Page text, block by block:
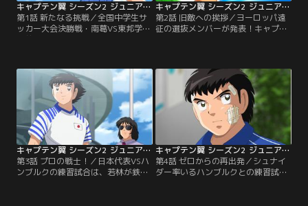
キャプテン翼 シーズン2 ジュニアユース編 第01話
第1話 新たなる挑戦／全国中学生サ
ッカー大会決勝戦・南葛VS東邦学園
は前代未聞の同時優勝で幕を閉じ
加せず、自宅で怪我の療養中。サッ
カーが紡いでくれた仲間との日々を
振り返り、ドイツに留学したゴール
キーパー・若林源三との出会いを思
い出していた。翼抜きの日本代表
は…。
キャプテン翼 シーズン2 ジュニアユース編 第02話
第2話 旧敵への挨拶／ヨーロッパ遠
征の選抜メンバーが発表！キャプテ
た10番のユニフォームを手にして復
活を誓う。ドイツを訪れた選抜メン
バーは練習試合の相手・ハンブルク
の若林に再会した。ゴール奪う気
満々の日向は闘志を剥き出しにする
も、若林は…。
キャプテン翼 シーズン2 ジュニアユース編 第03話
第3話 プロの戦士！／日本代表VSハ
ンブルクの練習試合は、若林が鉄壁
キャプテン翼 シーズン2 ジュニアユース編 第04話
第4話 ゼロからの再出発／シュナイ
ダー率いるハンブルクとの練習試合